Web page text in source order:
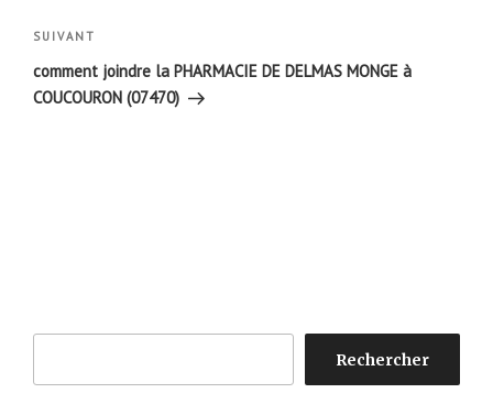
Article
suivant
SUIVANT
comment joindre la PHARMACIE DE DELMAS MONGE à
COUCOURON (07470)
Rechercher